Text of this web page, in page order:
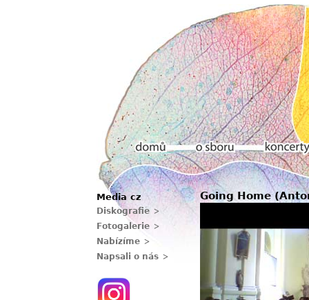
Going Home
Hlavní menu
Domů O sboru Koncerty
Media cz
Diskografie
Fotogalerie
Nabízíme
Napsali o nás